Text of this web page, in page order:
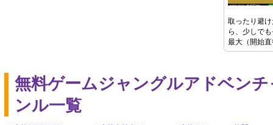
取ったり避
ら、少しで
最大（開始
無料ゲームジャングルアドベン
ンル一覧